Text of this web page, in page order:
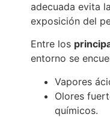
adecuada evita
exposición del
Entre los
entorno se
Vapores
Olores
químicos.